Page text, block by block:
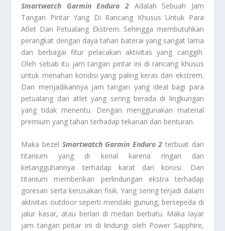
Smartwatch Garmin Enduro 2 Adalah Sebuah Jam
Tangan Pintar Yang Di Rancang Khusus Untuk Para
Atlet Dan Petualang Ekstrem. Sehingga membutuhkan
perangkat dengan daya tahan baterai yang sangat lama
dan berbagai fitur pelacakan aktivitas yang canggih.
Oleh sebab itu jam tangan pintar ini di rancang khusus
untuk menahan kondisi yang paling keras dan ekstrem.
Dan menjadikannya jam tangan yang ideal bagi para
petualang dan atlet yang sering berada di lingkungan
yang tidak menentu. Dengan menggunakan material
premium yang tahan terhadap tekanan dan benturan.
Maka bezel Smartwatch Garmin Enduro 2terbuat dari
titanium yang di kenal karena ringan dan
ketangguhannya terhadap karat dan korosi. Dan
titanium memberikan perlindungan ekstra terhadap
goresan serta kerusakan fisik. Yang sering terjadi dalam
aktivitas outdoor seperti mendaki gunung, bersepeda di
jalur kasar, atau berlari di medan berbatu. Maka layar
jam tangan pintar ini di lindungi oleh Power Sapphire,